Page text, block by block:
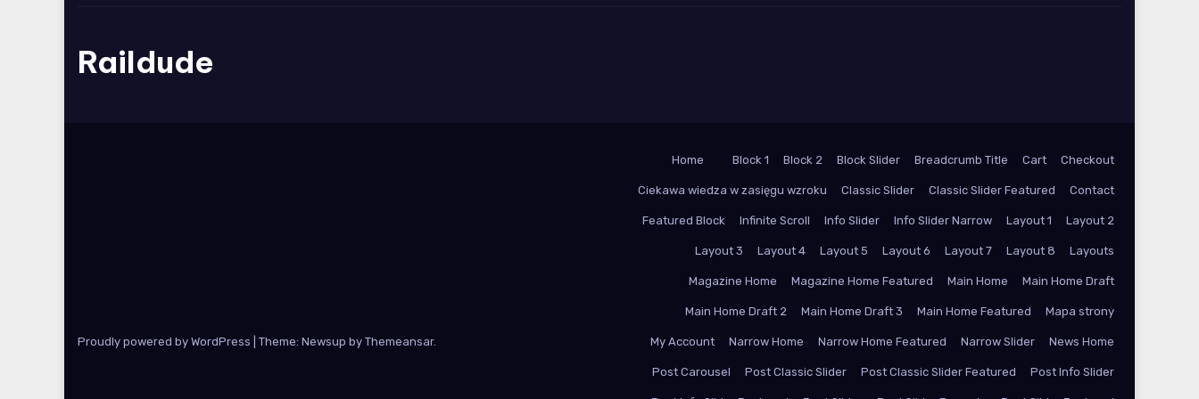
Raildude
Proudly powered by WordPress Theme: Newsup by Themeansar.
Home Block 1 Block 2 Block Slider Breadcrumb Title Cart Checkout
Ciekawa wiedza w zasięgu wzroku Classic Slider Classic Slider Featured Contact
Featured Block Infinite Scroll Info Slider Info Slider Narrow Layout 1 Layout 2
Layout 3 Layout 4 Layout 5 Layout 6 Layout 7 Layout 8 Layouts
Magazine Home Magazine Home Featured Main Home Main Home Draft
Main Home Draft 2 Main Home Draft 3 Main Home Featured Mapa strony
My Account Narrow Home Narrow Home Featured Narrow Slider News Home
Post Carousel Post Classic Slider Post Classic Slider Featured Post Info Slider